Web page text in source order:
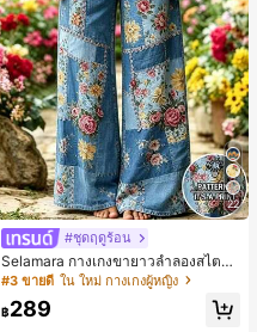
22
#ชุดฤดูร้อน
Selamara กางเกงขายาวลำลองสไตล์โ
บฮีเมียนสำหรับพักผ่อน สีกากี ผิวสัมผัส
มีเท็กซ์เจอร์ เอวสูงทรงหลวม เอวยางยืด
พร้อมเชือกรูด ทรงขาตรงทิ้งตัว ขากว้า
#3 ขายดี ใน ใหม่ กางเกงผู้หญิง
฿289